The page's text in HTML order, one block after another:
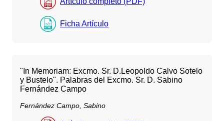
Ficha Artículo
"In Memoriam: Excmo. Sr. D.Leopoldo Calvo Sotelo
y Bustelo". Palabras del Excmo. Sr. D. Sabino
Fernández Campo
Fernández Campo, Sabino